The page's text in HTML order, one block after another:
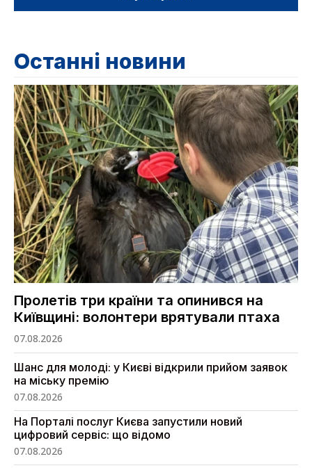
Останні новини
Пролетів три країни та опинився на
Київщині: волонтери врятували птаха
07.08.2026
Шанс для молоді: у Києві відкрили прийом заявок
на міську премію
07.08.2026
На Порталі послуг Києва запустили новий
цифровий сервіс: що відомо
07.08.2026